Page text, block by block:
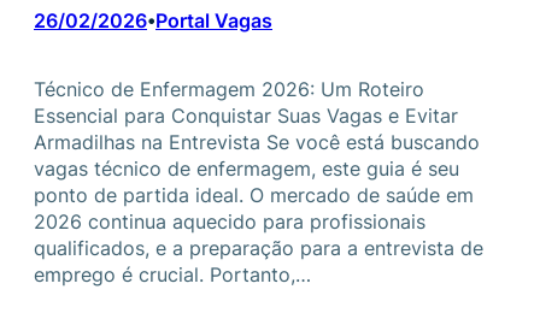
26/02/2026•Portal Vagas
Técnico de Enfermagem 2026: Um Roteiro
Essencial para Conquistar Suas Vagas e Evitar
Armadilhas na Entrevista Se você está buscando
vagas técnico de enfermagem, este guia é seu
ponto de partida ideal. O mercado de saúde em
2026 continua aquecido para profissionais
qualificados, e a preparação para a entrevista de
emprego é crucial. Portanto,…